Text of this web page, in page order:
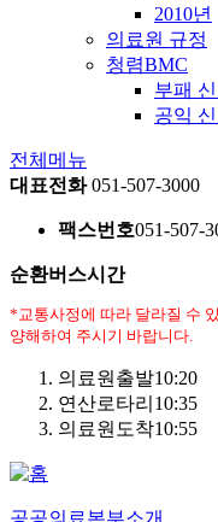
2010년
의료원 규정
청렴BMC
부패
공익
전체메뉴
대표전화 051-507-3000
팩스번호051-507-
순환버스시간
*교통사정에 따라 달라질 수
양해하여 주시기 바랍니다.
의료원출발10:20
연산로타리 10:35
의료원도착10:55
공공의료본부소개